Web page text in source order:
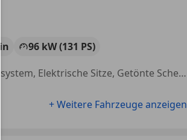
96 kW (131 PS)
Sitzheizung, Einparkhilfe Rückfahrkamera, Fahrerairbag, Navigationssystem, Elektrische Sitze, Getönte Scheiben, Bluetooth, Wegfahrsperre
+ Weitere Fahrzeuge anzeigen